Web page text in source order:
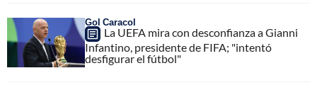
Gol Caracol
La UEFA mira con desconfianza a Gianni
Infantino, presidente de FIFA; "intentó
desfigurar el fútbol"